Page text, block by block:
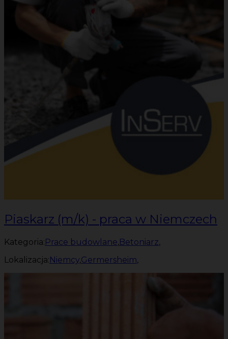
Piaskarz (m/k) - praca w Niemczech
Kategoria: Prace budowlane,Betoniarz,
Lokalizacja: Niemcy,Germersheim,